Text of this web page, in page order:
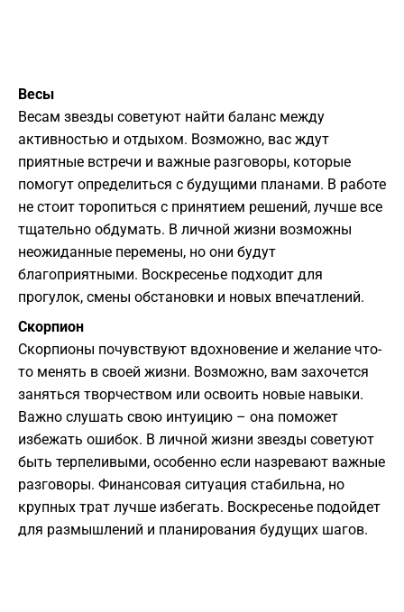
Весы
Весам звезды советуют найти баланс между
активностью и отдыхом. Возможно, вас ждут
приятные встречи и важные разговоры, которые
помогут определиться с будущими планами. В работе
не стоит торопиться с принятием решений, лучше все
тщательно обдумать. В личной жизни возможны
неожиданные перемены, но они будут
благоприятными. Воскресенье подходит для
прогулок, смены обстановки и новых впечатлений.
Скорпион
Скорпионы почувствуют вдохновение и желание что-
то менять в своей жизни. Возможно, вам захочется
заняться творчеством или освоить новые навыки.
Важно слушать свою интуицию – она поможет
избежать ошибок. В личной жизни звезды советуют
быть терпеливыми, особенно если назревают важные
разговоры. Финансовая ситуация стабильна, но
крупных трат лучше избегать. Воскресенье подойдет
для размышлений и планирования будущих шагов.